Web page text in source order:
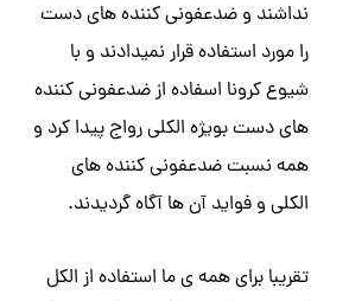
نداشند و ضدعفونی کننده های دست
را مورد استفاده قرار نمیدادند و با
شیوع کرونا اسفاده از ضدعفونی کننده
های دست بویژه الکلی رواج پیدا کرد و
همه نسبت ضدعفونی کننده های
الکلی و فواید آن ها آگاه گردیدند.
تقریبا برای همه ی ما استفاده از الکل